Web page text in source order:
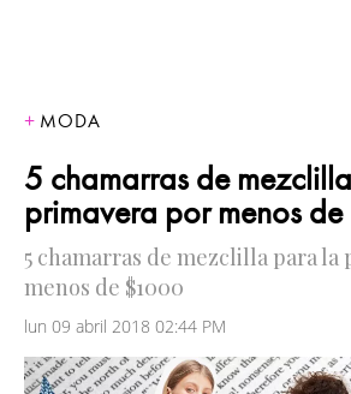
MODA
5 chamarras de
primavera por menos
5 chamarras de mezclilla para
menos de $1000
lun 09 abril 2018 02:44 PM